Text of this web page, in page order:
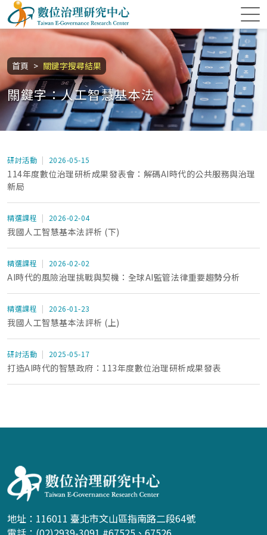
跳到主要內容區塊
數位治理研究中心
首頁 關鍵字搜尋結果
:::
關鍵字：人工智慧基本法
研討活動 2026-05-15
114年度數位治理研析成果發表會：解碼AI時代的公共服務與治理
新局
精選課程 2026-02-04
我國人工智慧基本法評析 (下)
精選課程 2026-02-02
AI時代的風險治理挑戰與契機：全球AI監管法律重要趨勢分析
精選課程 2026-01-23
我國人工智慧基本法評析 (上)
研討活動 2025-05-17
打造AI時代的智慧政府：113年度數位治理研析成果發表
地址：116011 臺北市文山區指南路二段64號